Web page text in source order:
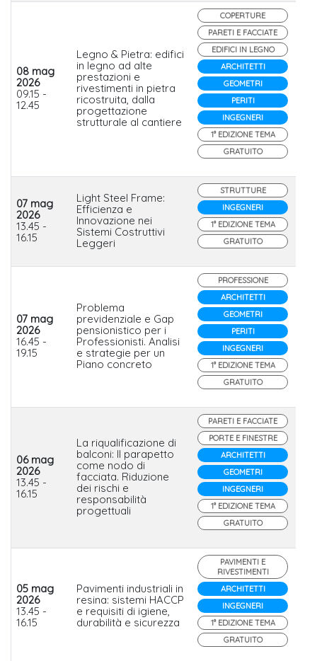
08 mag
2026
09.15 -
12.45
Legno & Pietra: edifici
in legno ad alte
prestazioni e
rivestimenti in pietra
ricostruita, dalla
progettazione
strutturale al cantiere
COPERTURE
PARETI E FACCIATE
EDIFICI IN LEGNO
ARCHITETTI
GEOMETRI
PERITI
INGEGNERI
1° EDIZIONE TEMA
GRATUITO
07 mag
2026
13.45 -
16.15
Light Steel Frame:
Efficienza e
Innovazione nei
Sistemi Costruttivi
Leggeri
STRUTTURE
INGEGNERI
1° EDIZIONE TEMA
GRATUITO
07 mag
2026
16.45 -
19.15
Problema
previdenziale e Gap
pensionistico per i
Professionisti. Analisi
e strategie per un
Piano concreto
PROFESSIONE
ARCHITETTI
GEOMETRI
PERITI
INGEGNERI
1° EDIZIONE TEMA
GRATUITO
06 mag
2026
13.45 -
16.15
La riqualificazione di
balconi: Il parapetto
come nodo di
facciata. Riduzione
dei rischi e
responsabilità
progettuali
PARETI E FACCIATE
PORTE E FINESTRE
ARCHITETTI
GEOMETRI
INGEGNERI
1° EDIZIONE TEMA
GRATUITO
05 mag
2026
13.45 -
16.15
Pavimenti industriali in
resina: sistemi HACCP
e requisiti di igiene,
durabilità e sicurezza
PAVIMENTI E
RIVESTIMENTI
ARCHITETTI
INGEGNERI
1° EDIZIONE TEMA
GRATUITO